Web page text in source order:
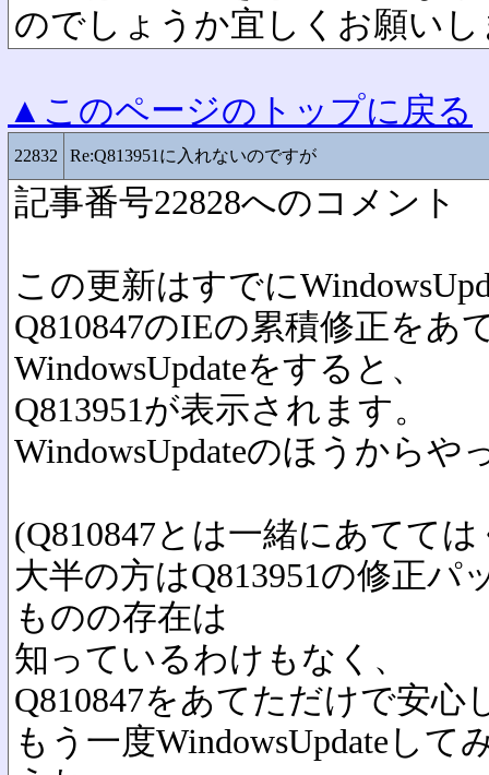
のでしょうか宜しくお願い
▲このページのトップに戻る
22832 Re:Q813951に入れないのですが
記事番号22828へのコメント
この更新はすでに
Q810847のIEの累積修正をあ
WindowsUpdateをすると、
Q813951が表示されます。
WindowsUpdateのほうからや
(Q810847とは一緒にあてて
大半の方はQ813951の修正
ものの存在は
知っているわけもなく、
Q810847をあてただけで安心
もう一度WindowsUpdateし